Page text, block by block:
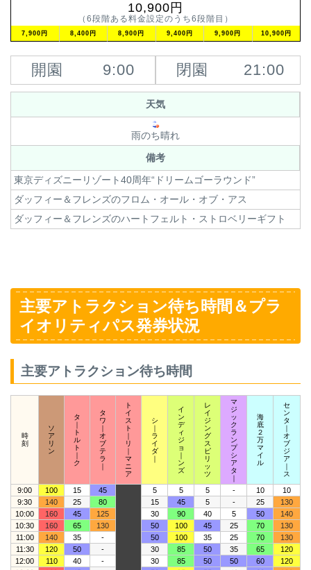
10,900円
（6段階ある料金設定のうち6段階目）
7,900円 8,400円 8,900円 9,400円 9,900円 10,900円
開園 9:00 閉園 21:00
天気
雨のち晴れ
備考
東京ディズニーリゾート40周年“ドリームゴーラウンド”
ダッフィー＆フレンズのフロム・オール・オブ・アス
ダッフィー＆フレンズのハートフェルト・ストロベリーギフト
主要アトラクション待ち時間＆プラ
イオリティパス発券状況
主要アトラクション待ち時間
時
刻
ソ
ア
リ
ン
タ
｜
ト
ル
ト
｜
ク
タ
ワ
｜
オ
ブ
テ
ラ
｜
ト
イ
ス
ト
｜
リ
｜
マ
ニ
ア
シ
｜
ラ
イ
ダ
｜
イ
ン
デ
ィ
ジ
ョ
｜
ン
ズ
レ
イ
ジ
ン
グ
ス
ピ
リ
ッ
ツ
マ
ジ
ッ
ク
ラ
ン
プ
シ
ア
タ
｜
海
底
２
万
マ
イ
ル
セ
ン
タ
｜
オ
ブ
ジ
ア
｜
ス
9:00 100 15 45 5 5 5 - 10
10
9:30
140 25 80 15 45 5 - 25
130
10:00
160 45 125 30 90 40 5 50
140
10:30
160 65 130 50 100 45 25 70
130
11:00
140 35 - 50 100 35 25 70
130
11:30
120 50 - 30 85 50 35 65
120
12:00
110 40 - 30 85 50 50 60
120